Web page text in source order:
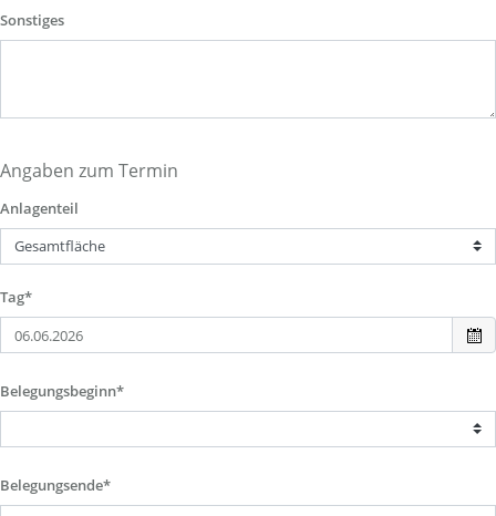
Sonstiges
Angaben zum Termin
Anlagenteil
Tag*
Belegungsbeginn*
Belegungsende*